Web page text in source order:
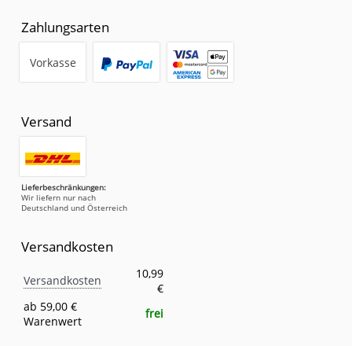
Zahlungsarten
Vorkasse
Versand
Lieferbeschränkungen:
Wir liefern nur nach
Deutschland und Österreich
Versandkosten
Eigenschaft
Versandkosten
10,99
€
ab 59,00 €
Warenwert
frei